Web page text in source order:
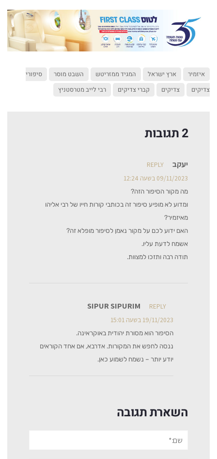
איזמיר ארץ ישראל המגיד ממזריטש השבט מוסר
סיפורי
צדיקים
צדיקים קברי צדיקים רבי לייב מטרסטניץ
2 תגובות
יעקב
REPLY
09/11/2023 בשעה 12:24
מה מקור הסיפור הזה?
ומדוע לא מופיע סיפור זה בכותבי קורות חייו של רבי אליהו
מאיזמיר?
האם ידוע לכם על מקור נאמן לסיפור מופלא זה?
אשמח לדעת עליו.
תודה רבה ותזכו למצוות.
SIPUR SIPURIM
REPLY
19/11/2023 בשעה 15:01
הסיפור הוא מסורת יהודית באוקראינה.
ננסה לחפש את המקורות. אדרבא, אם אחד הקוראים
יודע יותר – נשמח לשמוע כאן.
השארת תגובה